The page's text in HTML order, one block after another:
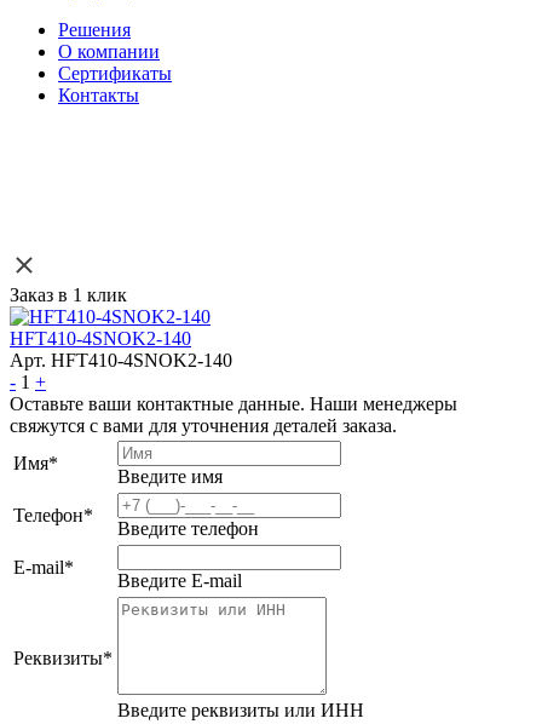
Решения
О компании
Сертификаты
Контакты
Заказ в 1 клик
HFT410-4SNOK2-140
Арт. HFT410-4SNOK2-140
- 1 +
Оставьте ваши контактные данные. Наши менеджеры
свяжутся с вами для уточнения деталей заказа.
Имя*
Введите имя
Телефон*
Введите телефон
E-mail*
Введите E-mail
Реквизиты*
Введите реквизиты или ИНН